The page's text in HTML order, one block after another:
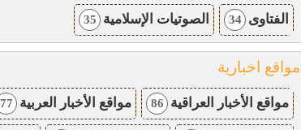
الفتاوى 34 الصوتيات الإسلامية 35
مواقع اخبارية
مواقع الأخبار العراقية 86 مواقع الأخبار العربية 77